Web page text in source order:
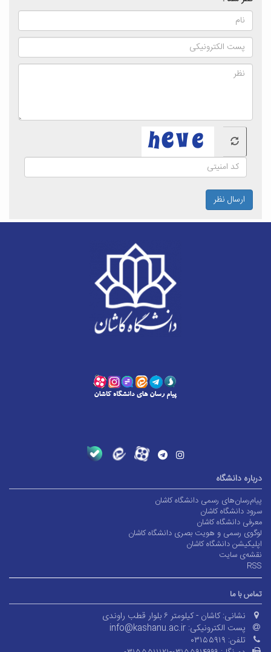
ارسال نظر
درباره دانشگاه
پیام‌رسان‌های رسمی دانشگاه کاشان
سرود دانشگاه کاشان
معرفی دانشگاه کاشان
لوگوی رسمی و هویت بصری دانشگاه کاشان
اپلیکیشن دانشگاه کاشان
نقشه‌ی سایت
RSS
تماس با ما
نشانی: کاشان - کیلومتر ۶ بلوار قطب راوندی
پست الکترونیکی: info@kashanu.ac.ir
تلفن: ۰۳۱۵۵۹۱۹